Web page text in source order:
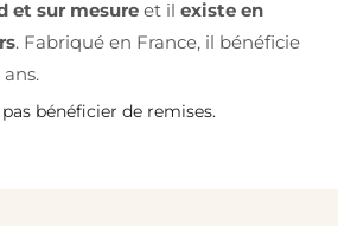
et sur mesure et il existe en
. Fabriqué en France, il bénéficie
bénéficier de remises.